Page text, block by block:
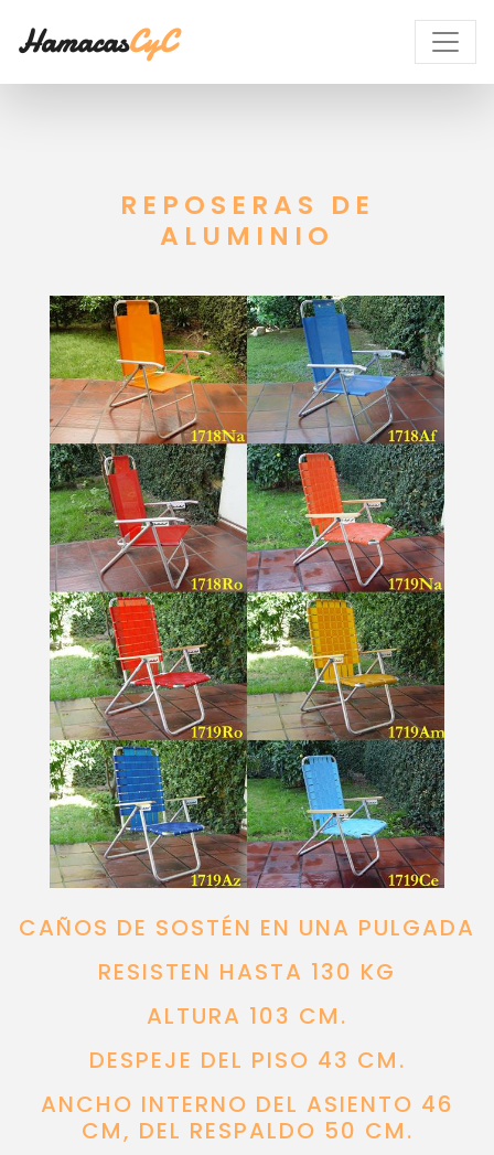
HamacasCyC
REPOSERAS DE
ALUMINIO
CAÑOS DE SOSTÉN EN UNA PULGADA
RESISTEN HASTA 130 KG
ALTURA 103 CM.
DESPEJE DEL PISO 43 CM.
ANCHO INTERNO DEL ASIENTO 46
CM, DEL RESPALDO 50 CM.